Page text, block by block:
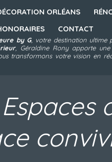
ORLÉANS
CONTACT
by G, votre destination ultime
, Géraldine Rony apporte
transformons votre vision en
Espaces